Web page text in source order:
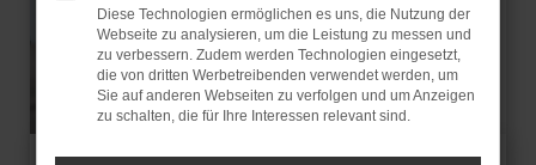
Diese Technologien ermöglichen es uns, die Nutzung der
Webseite zu analysieren, um die Leistung zu messen und
zu verbessern. Zudem werden Technologien eingesetzt,
die von dritten Werbetreibenden verwendet werden, um
Sie auf anderen Webseiten zu verfolgen und um Anzeigen
zu schalten, die für Ihre Interessen relevant sind.